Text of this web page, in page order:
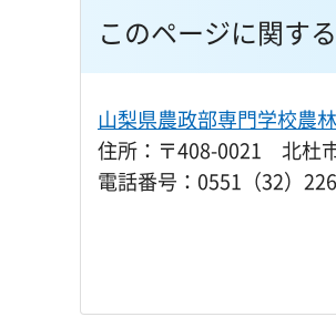
このページに関す
山梨県農政部専門学校農
住所：〒408-0021 北杜
電話番号：0551（32）